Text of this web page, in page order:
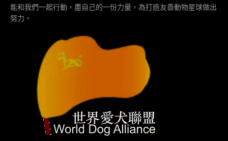
能和我們一起行動，盡自己的一份力量，為打造友善動物星球做出
努力。